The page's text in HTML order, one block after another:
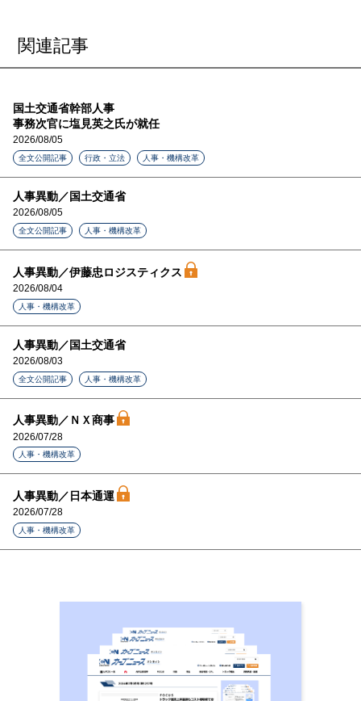
関連記事
国土交通省幹部人事
事務次官に塩見英之氏が就任
2026/08/05
全文公開記事 行政・立法 人事・機構改革
人事異動／国土交通省
2026/08/05
全文公開記事 人事・機構改革
人事異動／伊藤忠ロジスティクス
2026/08/04
人事・機構改革
人事異動／国土交通省
2026/08/03
全文公開記事 人事・機構改革
人事異動／ＮＸ商事
2026/07/28
人事・機構改革
人事異動／日本通運
2026/07/28
人事・機構改革